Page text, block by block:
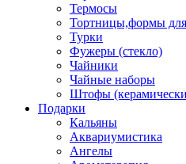
Термосы
Тортницы,формы для
Турки
Фужеры (стекло)
Чайники
Чайные наборы
Штофы
Подарки
Кальяны
Аквариумистика
Ангелы